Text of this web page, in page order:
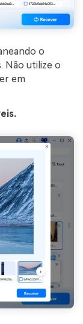
o
Não utilize o
em